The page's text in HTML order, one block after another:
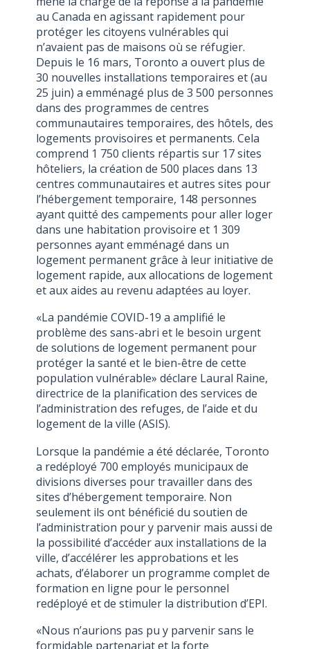
au Canada en agissant rapidement pour
protéger les citoyens vulnérables qui
n’avaient pas de maisons où se réfugier.
Depuis le 16 mars, Toronto a ouvert plus de
30 nouvelles installations temporaires et (au
25 juin) a emménagé plus de 3 500 personnes
dans des programmes de centres
communautaires temporaires, des hôtels, des
logements provisoires et permanents. Cela
comprend 1 750 clients répartis sur 17 sites
hôteliers, la création de 500 places dans 13
centres communautaires et autres sites pour
l’hébergement temporaire, 148 personnes
ayant quitté des campements pour aller loger
dans une habitation provisoire et 1 309
personnes ayant emménagé dans un
logement permanent grâce à leur initiative de
logement rapide, aux allocations de logement
et aux aides au revenu adaptées au loyer.
«La pandémie COVID-19 a amplifié le
problème des sans-abri et le besoin urgent
de solutions de logement permanent pour
protéger la santé et le bien-être de cette
population vulnérable» déclare Laural Raine,
directrice de la planification des services de
l’administration des refuges, de l’aide et du
logement de la ville (ASIS).
Lorsque la pandémie a été déclarée, Toronto
a redéployé 700 employés municipaux de
divisions diverses pour travailler dans des
sites d’hébergement temporaire. Non
seulement ils ont bénéficié du soutien de
l’administration pour y parvenir mais aussi de
la possibilité d’accéder aux installations de la
ville, d’accélérer les approbations et les
achats, d’élaborer un programme complet de
formation en ligne pour le personnel
redéployé et de stimuler la distribution d’EPI.
«Nous n’aurions pas pu y parvenir sans le
formidable partenariat et la forte